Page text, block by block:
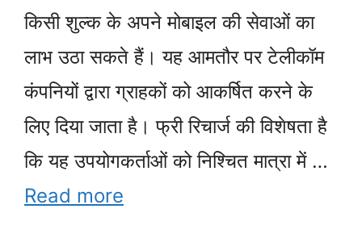
किसी शुल्क के अपने मोबाइल की सेवाओं का
लाभ उठा सकते हैं। यह आमतौर पर टेलीकॉम
कंपनियों द्वारा ग्राहकों को आकर्षित करने के
लिए दिया जाता है। फ्री रिचार्ज की विशेषता है
कि यह उपयोगकर्ताओं को निश्चित मात्रा में …
Read more